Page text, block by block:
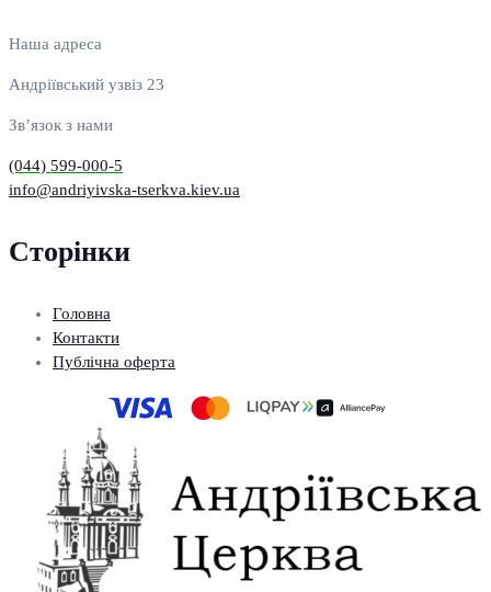
Наша адреса
Андріївський узвіз 23
Зв’язок з нами
(044) 599-000-5
info@andriyivska-tserkva.kiev.ua
Сторінки
Головна
Контакти
Публічна оферта